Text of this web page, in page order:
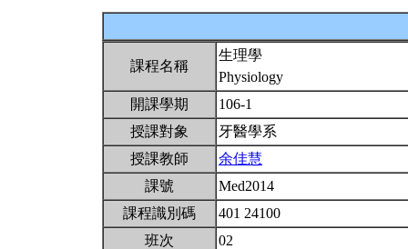
課程名稱
生理學
Physiology
開課學期
106-1
授課對象
牙醫學系
授課教師
余佳慧
課號
Med2014
課程識別碼
401 24100
班次
02